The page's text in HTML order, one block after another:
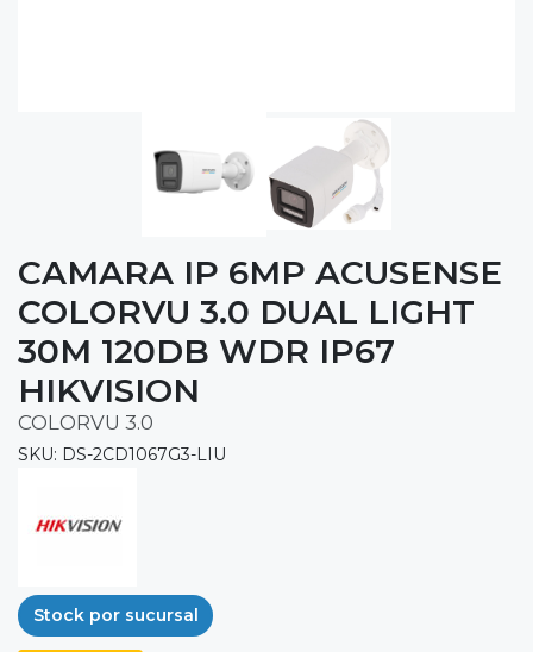
CAMARA IP 6MP ACUSENSE
COLORVU 3.0 DUAL LIGHT
30M 120DB WDR IP67
HIKVISION
COLORVU 3.0
SKU: DS-2CD1067G3-LIU
Stock por sucursal